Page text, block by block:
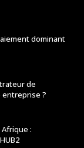
dominant
de
entreprise ?
: